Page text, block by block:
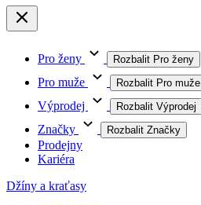
Pro ženy Rozbalit Pro ženy
Pro muže Rozbalit Pro muže
Výprodej Rozbalit Výprodej
Značky Rozbalit Značky
Prodejny
Kariéra
Džíny a kraťasy